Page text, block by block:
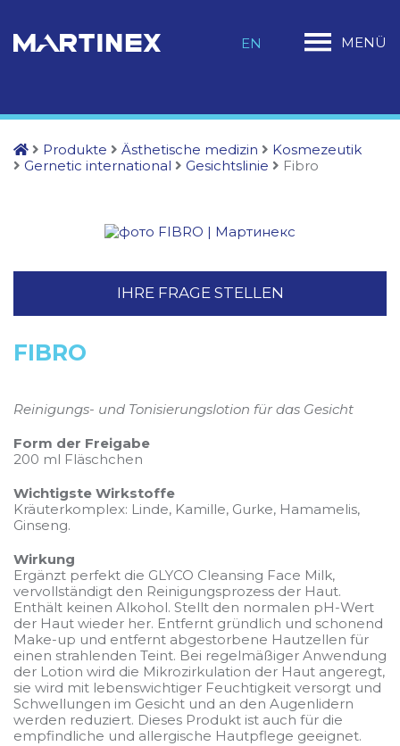
EN MENÜ
Produkte Ästhetische medizin
Kosmezeutik
Gernetic international
Gesichtslinie Fibro
IHRE FRAGE STELLEN
FIBRO
Reinigungs- und Tonisierungslotion für das Gesicht
Form der Freigabe
200 ml Fläschchen
Wichtigste Wirkstoffe
Kräuterkomplex: Linde, Kamille, Gurke, Hamamelis,
Ginseng.
Wirkung
Ergänzt perfekt die GLYCO Cleansing Face Milk,
vervollständigt den Reinigungsprozess der Haut.
Enthält keinen Alkohol. Stellt den normalen pH-Wert
der Haut wieder her. Entfernt gründlich und schonend
Make-up und entfernt abgestorbene Hautzellen für
einen strahlenden Teint. Bei regelmäßiger Anwendung
der Lotion wird die Mikrozirkulation der Haut angeregt,
sie wird mit lebenswichtiger Feuchtigkeit versorgt und
Schwellungen im Gesicht und an den Augenlidern
werden reduziert. Dieses Produkt ist auch für die
empfindliche und allergische Hautpflege geeignet.